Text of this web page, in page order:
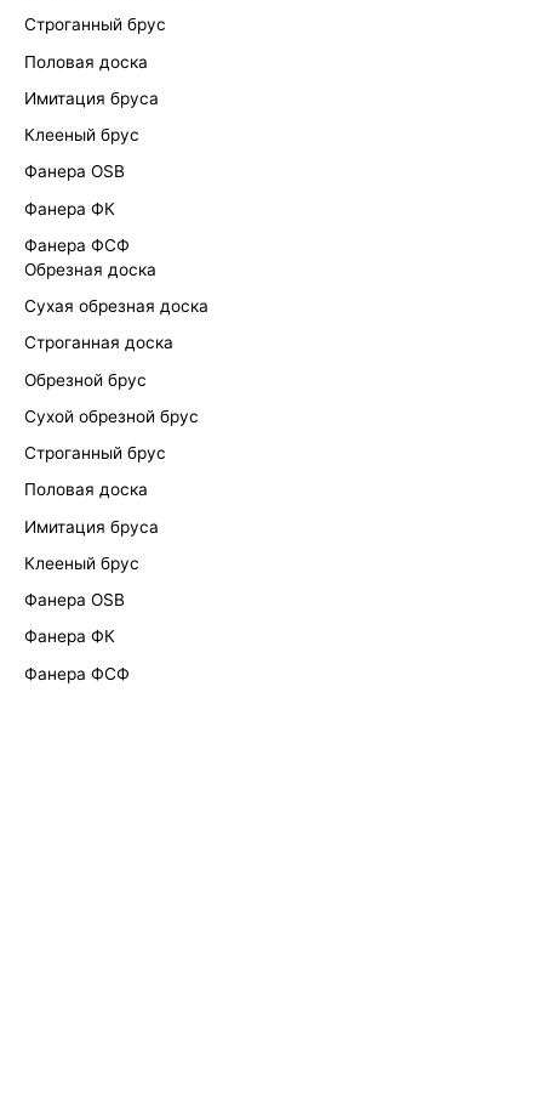
Строганный брус
Половая доска
Имитация бруса
Клееный брус
Фанера OSB
Фанера ФК
Фанера ФСФ
Обрезная доска
Сухая обрезная доска
Строганная доска
Обрезной брус
Сухой обрезной брус
Строганный брус
Половая доска
Имитация бруса
Клееный брус
Фанера OSB
Фанера ФК
Фанера ФСФ